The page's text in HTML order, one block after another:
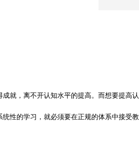
成就，离不开认知水平的提高。而想要提高
统性的学习，就必须要在正规的体系中接受